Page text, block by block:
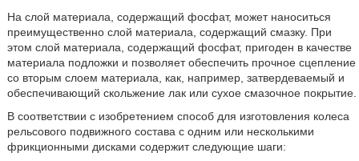
На слой материала, содержащий фосфат, может наноситься
преимущественно слой материала, содержащий смазку. При
этом слой материала, содержащий фосфат, пригоден в качестве
материала подложки и позволяет обеспечить прочное сцепление
со вторым слоем материала, как, например, затвердеваемый и
обеспечивающий скольжение лак или сухое смазочное покрытие.
В соответствии с изобретением способ для изготовления колеса
рельсового подвижного состава с одним или несколькими
фрикционными дисками содержит следующие шаги: